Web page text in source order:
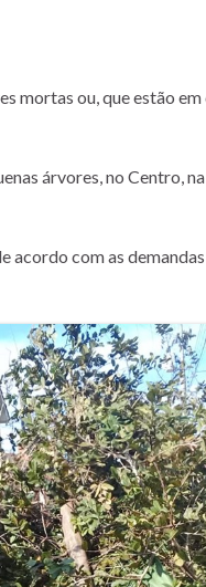
mortas ou, que estão
árvores, no Centro,
acordo com as